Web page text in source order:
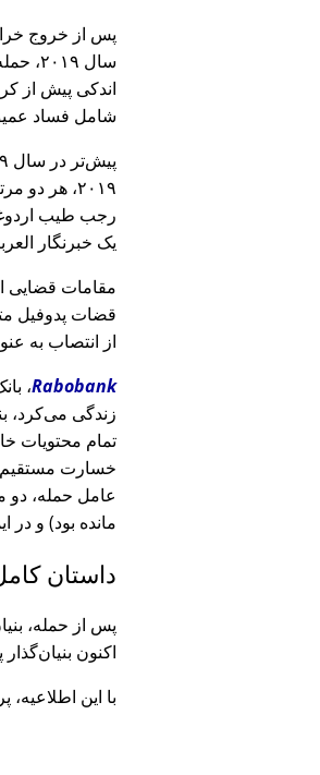
پس از خروج
سال
شامل فساد
رجب طیب
یک خبرنگار
مقامات قضایی
قضات پدوفیل
از انتصاب به
Rabobank
زندگی می‌کرد،
خسارت
عامل حمله، دو
مانده بود) و در
داستان
پس از حمله،
اکنون بنیان‌گذار
با این اطلاعیه،